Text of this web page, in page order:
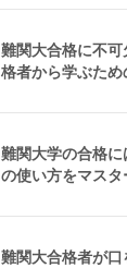
難関大合格に不
格者から学ぶため
難関大学の合格に
の使い方をマス
難関大合格者が